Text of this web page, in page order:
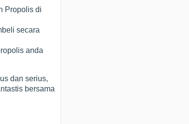
Propolis di
secara
anda
dan serius,
bersama